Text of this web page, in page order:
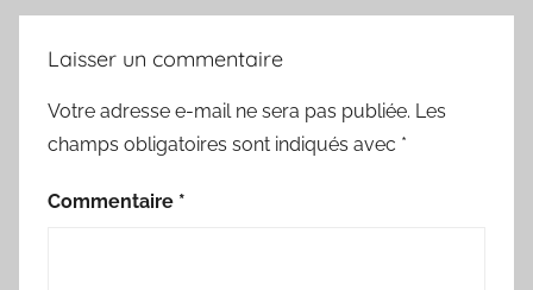
Laisser un commentaire
Votre adresse e-mail ne sera pas publiée. Les
champs obligatoires sont indiqués avec *
Commentaire *